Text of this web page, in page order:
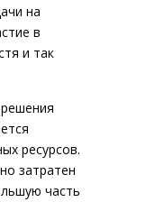
на
в
и так
ресурсов.
затратен
часть